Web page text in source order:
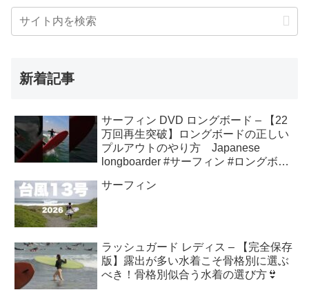
新着記事
サーフィン DVD ロングボード – 【22
万回再生突破】ロングボードの正しい
プルアウトのやり方 Japanese
longboarder #サーフィン #ロングボー
サーフィン
ラッシュガード レディス – 【完全保存
版】露出が多い水着こそ骨格別に選ぶ
べき！骨格別似合う水着の選び方👙